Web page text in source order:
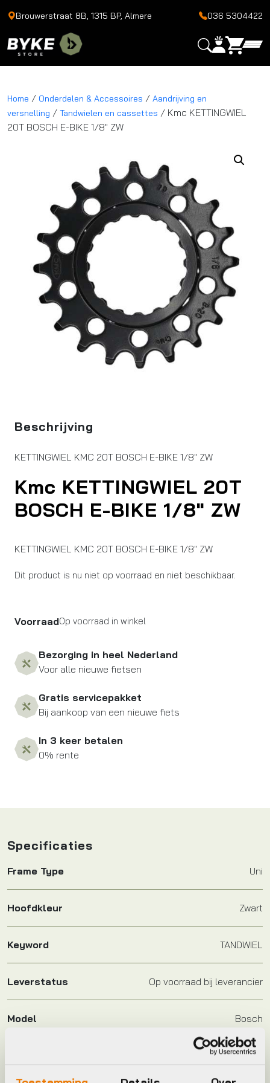
Brouwerstraat 8B, 1315 BP, Almere 036 5304422
Home / Onderdelen & Accessoires / Aandrijving en
versnelling / Tandwielen en cassettes / Kmc KETTINGWIEL
20T BOSCH E-BIKE 1/8″ ZW
Beschrijving
KETTINGWIEL KMC 20T BOSCH E-BIKE 1/8" ZW
Kmc KETTINGWIEL 20T
BOSCH E-BIKE 1/8″ ZW
KETTINGWIEL KMC 20T BOSCH E-BIKE 1/8″ ZW
Dit product is nu niet op voorraad en niet beschikbaar.
VoorraadOp voorraad in winkel
Bezorging in heel Nederland
Voor alle nieuwe fietsen
Gratis servicepakket
Bij aankoop van een nieuwe fiets
In 3 keer betalen
0% rente
Specificaties
Frame Type Uni
Hoofdkleur Zwart
Keyword TANDWIEL
Leverstatus Op voorraad bij leverancier
Model Bosch